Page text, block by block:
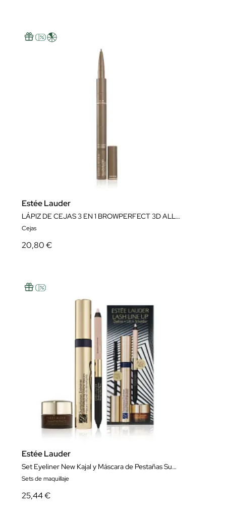
Estée Lauder
LÁPIZ DE CEJAS 3 EN 1 BROWPERFECT 3D ALL-IN-ONE STYLER MULTI-TASKER
Cejas
20,80 €
Estée Lauder
Set Eyeliner New Kajal y Máscara de Pestañas Sumptuous Extreme + Contorno de Ojos Mini
Sets de maquillaje
25,44 €